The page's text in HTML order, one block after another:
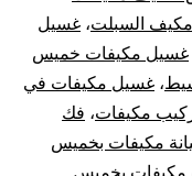
السبلت، غسيل
غسيل مكيفات خميس
، غسيل مكيفات في
مكيفات، فك
مكيفات بخميس